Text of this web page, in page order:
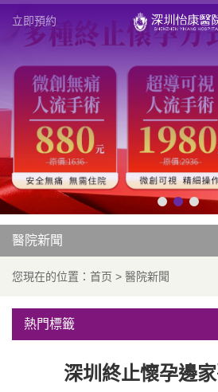
立即預約
醫院新聞
您現在的位置： 首页 > 醫院新聞
熱門標籤
深圳終止懷孕邊